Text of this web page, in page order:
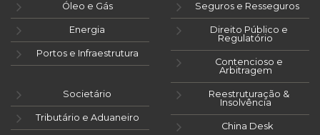
Óleo e Gás
Energia
Portos e Infraestrutura
Seguros e Resseguros
Direito Público e
Regulatório
Contencioso e
Arbitragem
Societário
Tributário e Aduaneiro
Reestruturação &
Insolvência
China Desk